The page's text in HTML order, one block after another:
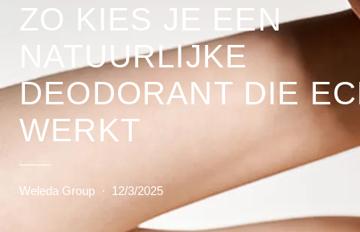
ZO KIES JE EEN
NATUURLIJKE
DEODORANT DIE
WERKT
Weleda Group · 12/3/2025